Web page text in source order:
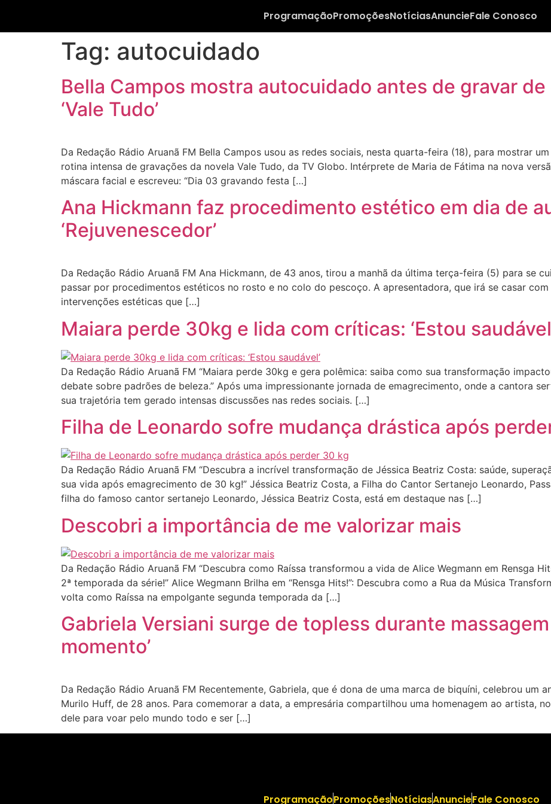
ProgramaçãoPromoçõesNotíciasAnuncieFale Conosco
Tag: autocuidado
Bella Campos mostra autocuidado antes de gravar
‘Vale Tudo’
Da Redação Rádio Aruanã FM Bella Campos usou as redes sociais, nesta quarta-feira (18), para mostrar
rotina intensa de gravações da novela Vale Tudo, da TV Globo. Intérprete de Maria de Fátima na nova
máscara facial e escreveu: “Dia 03 gravando festa […]
Ana Hickmann faz procedimento estético em dia de
‘Rejuvenescedor’
Da Redação Rádio Aruanã FM Ana Hickmann, de 43 anos, tirou a manhã da última terça-feira (5) para se
passar por procedimentos estéticos no rosto e no colo do pescoço. A apresentadora, que irá se casar
intervenções estéticas que […]
Maiara perde 30kg e lida com críticas: ‘Estou
Da Redação Rádio Aruanã FM “Maiara perde 30kg e gera polêmica: saiba como sua transformação
debate sobre padrões de beleza.” Após uma impressionante jornada de emagrecimento, onde a cantora
sua trajetória tem gerado intensas discussões nas redes sociais. […]
Filha de Leonardo sofre mudança drástica após
Da Redação Rádio Aruanã FM “Descubra a incrível transformação de Jéssica Beatriz Costa: saúde,
sua vida após emagrecimento de 30 kg!” Jéssica Beatriz Costa, a Filha do Cantor Sertanejo Leonardo,
filha do famoso cantor sertanejo Leonardo, Jéssica Beatriz Costa, está em destaque nas […]
Descobri a importância de me valorizar mais
Da Redação Rádio Aruanã FM “Descubra como Raíssa transformou a vida de Alice Wegmann em Rensga
2ª temporada da série!” Alice Wegmann Brilha em “Rensga Hits!”: Descubra como a Rua da Música
volta como Raíssa na empolgante segunda temporada da […]
Gabriela Versiani surge de topless durante
momento’
Da Redação Rádio Aruanã FM Recentemente, Gabriela, que é dona de uma marca de biquíni, celebrou um
Murilo Huff, de 28 anos. Para comemorar a data, a empresária compartilhou uma homenagem ao artista,
dele para voar pelo mundo todo e ser […]
ProgramaçãoPromoçõesNotíciasAnuncieFale Conosco